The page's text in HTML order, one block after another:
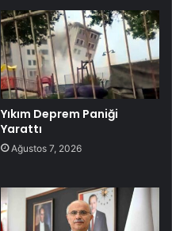
Yıkım Deprem Paniği
Yarattı
Ağustos 7, 2026